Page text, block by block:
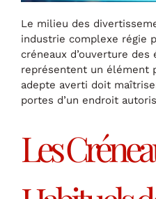
Le milieu des
industrie complexe régie
créneaux d’ouverture
représentent un élément
adepte averti doit
portes d’un endroit
Les